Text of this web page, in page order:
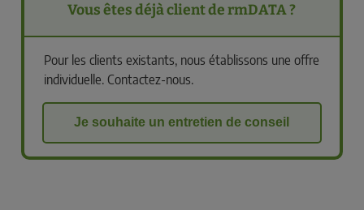
Vous êtes déjà client de rmDATA ?
Pour les clients existants, nous établissons une offre
individuelle. Contactez-nous.
Je souhaite un entretien de conseil